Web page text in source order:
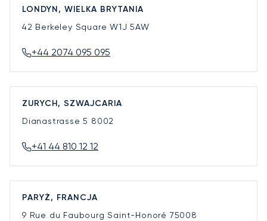
LONDYN, WIELKA BRYTANIA
42 Berkeley SquareW1J 5AW
+44 2074 095 095
ZURYCH, SZWAJCARIA
Dianastrasse 5 8002
+41 44 810 12 12
PARYŻ, FRANCJA
9 Rue du Faubourg Saint-Honoré 75008